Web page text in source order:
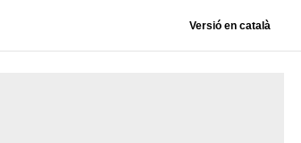
Versió en català